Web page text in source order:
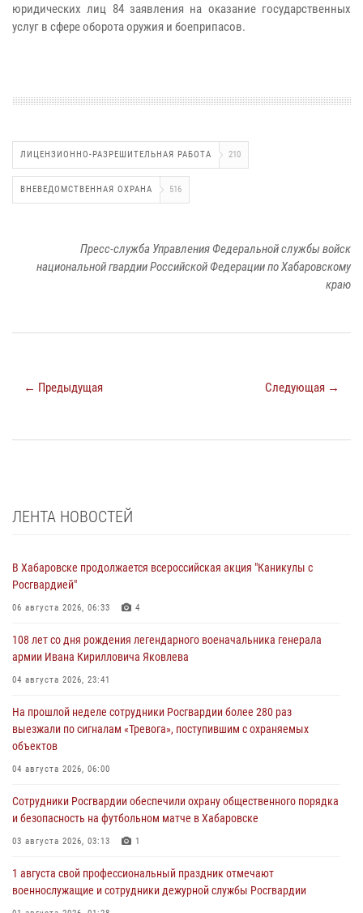
юридических лиц 84 заявления на оказание государственных
услуг в сфере оборота оружия и боеприпасов.
ЛИЦЕНЗИОННО-РАЗРЕШИТЕЛЬНАЯ РАБОТА 210
ВНЕВЕДОМСТВЕННАЯ ОХРАНА 516
Пресс-служба Управления Федеральной службы войск
национальной гвардии Российской Федерации по Хабаровскому
краю
← Предыдущая Следующая →
ЛЕНТА НОВОСТЕЙ
В Хабаровске продолжается всероссийская акция "Каникулы с
Росгвардией"
06 августа 2026, 06:33 4
108 лет со дня рождения легендарного военачальника генерала
армии Ивана Кирилловича Яковлева
04 августа 2026, 23:41
На прошлой неделе сотрудники Росгвардии более 280 раз
выезжали по сигналам «Тревога», поступившим с охраняемых
объектов
04 августа 2026, 06:00
Сотрудники Росгвардии обеспечили охрану общественного порядка
и безопасность на футбольном матче в Хабаровске
03 августа 2026, 03:13 1
1 августа свой профессиональный праздник отмечают
военнослужащие и сотрудники дежурной службы Росгвардии